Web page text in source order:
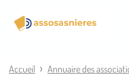
Accueil
Annuaire des